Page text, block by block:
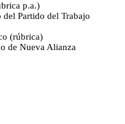
p.a.)
Partido del Trabajo
(rúbrica)
de Nueva Alianza